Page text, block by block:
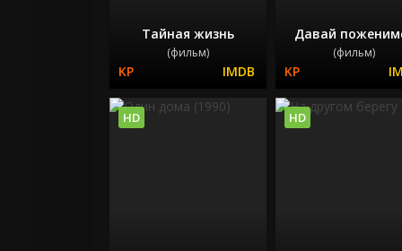
Тайная жизнь
(фильм)
Давай
(фильм)
HD HD